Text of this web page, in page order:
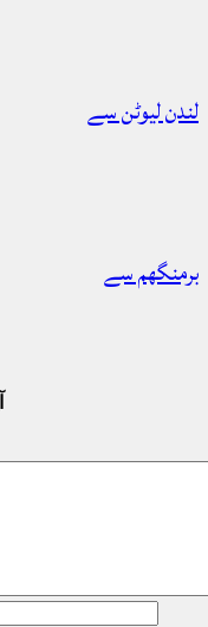
لندن لیوٹن سے
برمنگھم سے